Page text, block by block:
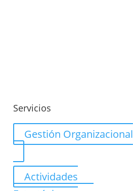
Servicios
Gestión Organizacional
Actividades